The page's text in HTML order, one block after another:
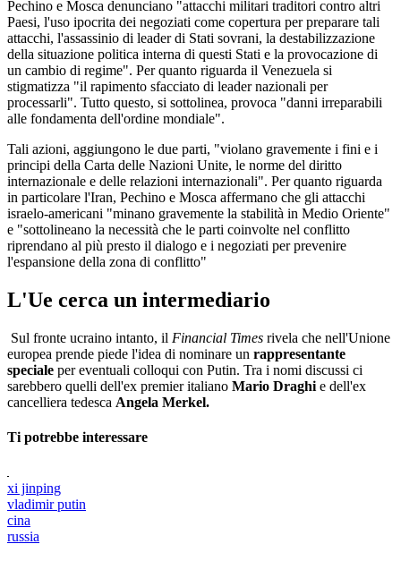
Pechino e Mosca denunciano "attacchi militari traditori contro altri
Paesi, l'uso ipocrita dei negoziati come copertura per preparare tali
attacchi, l'assassinio di leader di Stati sovrani, la destabilizzazione
della situazione politica interna di questi Stati e la provocazione di
un cambio di regime". Per quanto riguarda il Venezuela si
stigmatizza "il rapimento sfacciato di leader nazionali per
processarli". Tutto questo, si sottolinea, provoca "danni irreparabili
alle fondamenta dell'ordine mondiale".
Tali azioni, aggiungono le due parti, "violano gravemente i fini e i
principi della Carta delle Nazioni Unite, le norme del diritto
internazionale e delle relazioni internazionali". Per quanto riguarda
in particolare l'Iran, Pechino e Mosca affermano che gli attacchi
israelo-americani "minano gravemente la stabilità in Medio Oriente"
e "sottolineano la necessità che le parti coinvolte nel conflitto
riprendano al più presto il dialogo e i negoziati per prevenire
l'espansione della zona di conflitto"
L'Ue cerca un intermediario
Sul fronte ucraino intanto, il Financial Times rivela che nell'Unione
europea prende piede l'idea di nominare un rappresentante
speciale per eventuali colloqui con Putin. Tra i nomi discussi ci
sarebbero quelli dell'ex premier italiano Mario Draghi e dell'ex
cancelliera tedesca Angela Merkel.
Ti potrebbe interessare
xi jinping
vladimir putin
cina
russia